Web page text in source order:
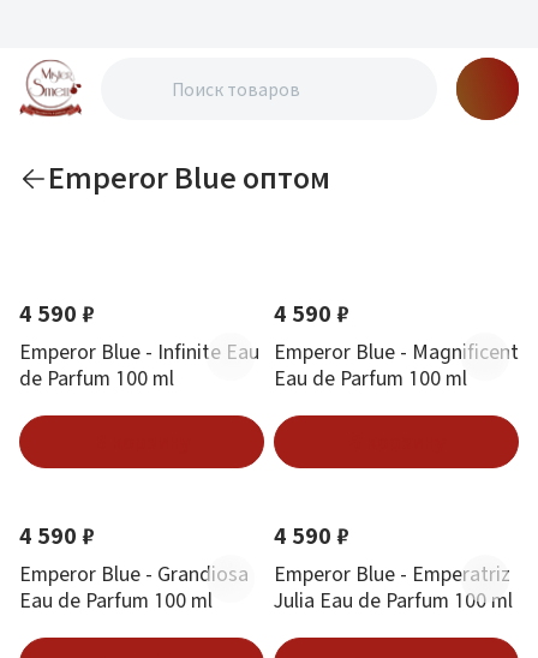
Emperor Blue оптом
4 590 ₽
Emperor Blue - Infinite Eau
de Parfum 100 ml
4 590 ₽
Emperor Blue - Magnificent
Eau de Parfum 100 ml
Новинка
4 590 ₽
Emperor Blue - Grandiosa
Eau de Parfum 100 ml
Новинка
4 590 ₽
Emperor Blue - Emperatriz
Julia Eau de Parfum 100 ml